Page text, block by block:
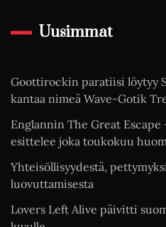
Uusimmat
Goottirockin paratiisi löytyy
kantaa nimeä Wave-Gotik
Englannin The Great
esittelee joka toukokuu
Yhteisöllisyydestä,
luovuttamisesta
Lovers Left Alive päivitti